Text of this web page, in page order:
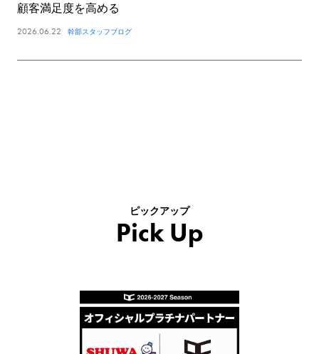
顧客満足度を高める
2026.06.22 幹部スタッフブログ
ピックアップ
Pick Up